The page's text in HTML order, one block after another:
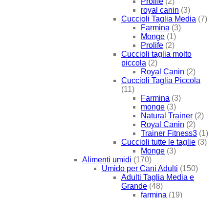
royal canin (3)
Cuccioli Taglia Media (7)
Farmina (3)
Monge (1)
Prolife (2)
Cuccioli taglia molto
piccola (2)
Royal Canin (2)
Cuccioli Taglia Piccola
(11)
Farmina (3)
monge (3)
Natural Trainer (2)
Royal Canin (2)
Trainer Fitness3 (1)
Cuccioli tutte le taglie (3)
Monge (3)
Alimenti umidi (170)
Umido per Cani Adulti (150)
Adulti Taglia Media e
Grande (48)
farmina (19)